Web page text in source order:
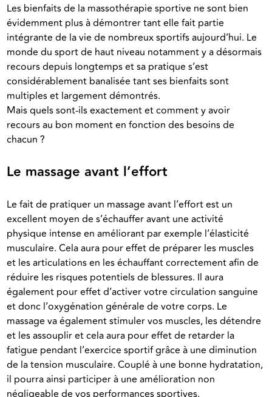
Les bienfaits de la massothérapie sportive ne sont bien
évidemment plus à démontrer tant elle fait partie
intégrante de la vie de nombreux sportifs aujourd’hui. Le
monde du sport de haut niveau notamment y a désormais
recours depuis longtemps et sa pratique s’est
considérablement banalisée tant ses bienfaits sont
multiples et largement démontrés.
Mais quels sont-ils exactement et comment y avoir
recours au bon moment en fonction des besoins de
chacun ?
Le massage avant l’effort
Le fait de pratiquer un massage avant l’effort est un
excellent moyen de s’échauffer avant une activité
physique intense en améliorant par exemple l’élasticité
musculaire. Cela aura pour effet de préparer les muscles
et les articulations en les échauffant correctement afin de
réduire les risques potentiels de blessures. Il aura
également pour effet d’activer votre circulation sanguine
et donc l’oxygénation générale de votre corps. Le
massage va également stimuler vos muscles, les détendre
et les assouplir et cela aura pour effet de retarder la
fatigue pendant l’exercice sportif grâce à une diminution
de la tension musculaire. Couplé à une bonne hydratation,
il pourra ainsi participer à une amélioration non
négligeable de vos performances sportives.